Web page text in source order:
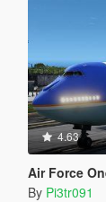
4.63
Air Force
By Pi3tr091